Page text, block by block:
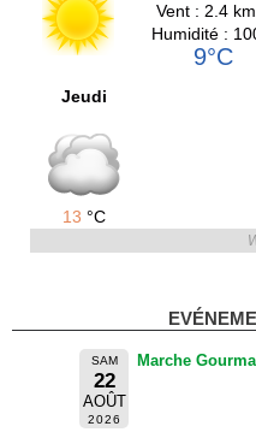
Vent : 2.4
Humidité :
9°C
Jeudi
13 °C
SAM
22
AOÛT
2026
Marche